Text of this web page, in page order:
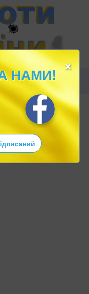
×
НАМИ!